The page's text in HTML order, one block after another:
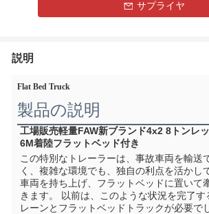
サプライヤ
説明
Flat Bed Truck
製品の説明
工場販売軽量FAW新ブランド4x2 8トンレ
6M着陸フラットベッド付き
この特別なトレーラーは、事故車両を輸送
く、複雑な環境でも、独自の利点を活かし
車両を持ち上げ、フラットベッドに置いて
きます。 以前は、このような状況を完了す
レーンとフラットベッドトラックが必要で